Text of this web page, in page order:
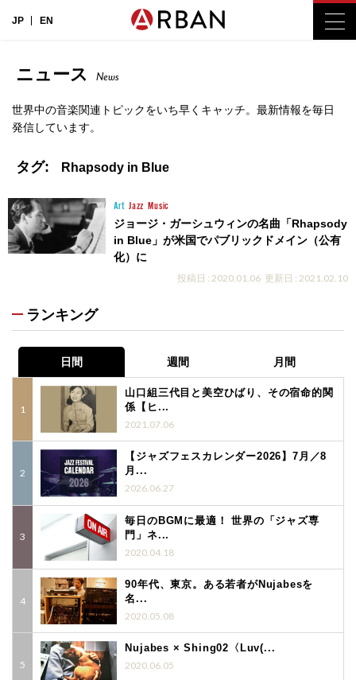
JP EN
ニュース News
世界中の音楽関連トピックをいち早くキャッチ。最新情報を毎日
発信しています。
タグ: Rhapsody in Blue
Art Jazz Music
ジョージ・ガーシュウィンの名曲「Rhapsody
in Blue」が米国でパブリックドメイン（公有
化）に
投稿日 : 2020.01.06 更新日 : 2021.02.10
ランキング
日間 週間 月間
山口組三代目と美空ひばり、その宿命的関
係【ヒ...
2021.07.06
【ジャズフェスカレンダー2026】7月／8
月...
2026.06.27
毎日のBGMに最適！ 世界の「ジャズ専
門」ネ...
2020.04.18
90年代、東京。ある若者がNujabesを
名...
2020.05.08
Nujabes × Shing02〈Luv(...
2020.06.05